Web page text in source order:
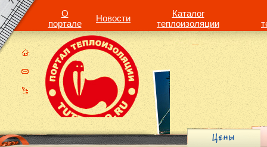
О
портале
Новости
Каталог
теплоизоляции